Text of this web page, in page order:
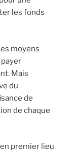
les fonds
moyens
Mais
du
de
de chaque
premier lieu